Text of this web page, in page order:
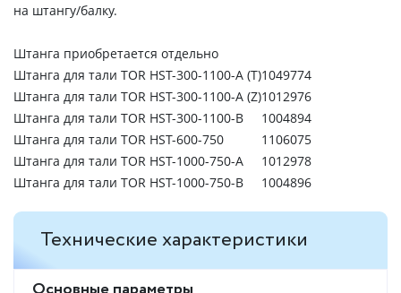
на штангу/балку.
Штанга приобретается отдельно
Штанга для тали TOR HST-300-1100-A (T)1049774
Штанга для тали TOR HST-300-1100-A (Z)1012976
Штанга для тали TOR HST-300-1100-B
1004894
Штанга для тали TOR HST-600-750
1106075
Штанга для тали TOR HST-1000-750-A
1012978
Штанга для тали TOR HST-1000-750-B
1004896
Технические характеристики